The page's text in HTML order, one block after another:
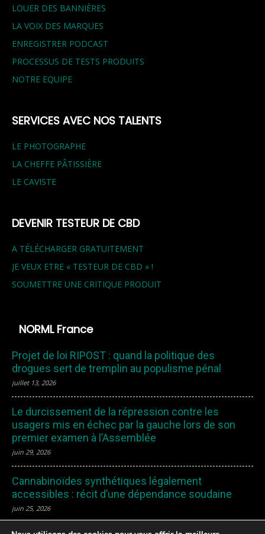
LOUER DES BANNIÈRES
LA VOIX DES MARQUES
ENREGISTRER PODCAST
PROCESSUS DE TESTS PRODUITS
NOTRE EQUIPE
SERVICES AVEC NOS TALENTS
LE PHOTOGRAPHE
LA CHEFFE PÂTISSIÈRE
LE CAVISTE
DEVENIR TESTEUR DE CBD
A TÉLÉCHARGER GRATUITEMENT
JE VEUX ETRE « TESTEUR DE CBD » !
SOUMETTRE UNE CRITIQUE PRODUIT
NORML France
Projet de loi RIPOST : quand la politique des
drogues sert de tremplin au populisme pénal
juillet 13, 2026
Le durcissement de la répression contre les
usagers mis en échec par la gauche lors de son
premier examen à l’Assemblée
juin 29, 2026
Cannabinoïdes synthétiques légalement
accessibles : récit d’une dépendance soudaine
juin 25, 2026